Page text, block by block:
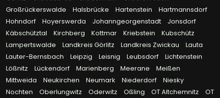
Großrückerswalde
Halsbrücke Hartenstein
Hartmannsdorf
Hohndorf
Hoyerswerda Johanngeorgenstadt
Jonsdorf
Käbschütztal
Kirchberg Kottmar Kriebstein
Kubschütz
Lampertswalde
Landkreis Görlitz Landkreis Zwickau
Lauta
Lauter-Bernsbach
Leipzig Leisnig Leubsdorf
Lichtenstein
Lößnitz
Lückendorf Marienberg Meerane
Meißen
Mittweida
Neukirchen Neumark Niederdorf
Niesky
Nochten
Oberlungwitz Oderwitz Oßling OT Altchemnitz
OT